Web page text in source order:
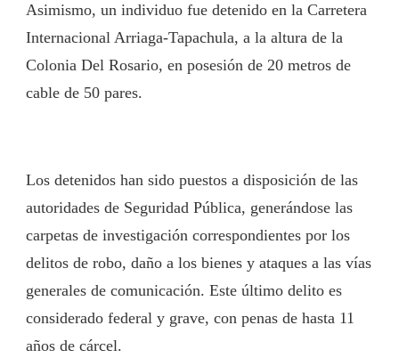
Asimismo, un individuo fue detenido en la Carretera
Internacional Arriaga-Tapachula, a la altura de la
Colonia Del Rosario, en posesión de 20 metros de
cable de 50 pares.
Los detenidos han sido puestos a disposición de las
autoridades de Seguridad Pública, generándose las
carpetas de investigación correspondientes por los
delitos de robo, daño a los bienes y ataques a las vías
generales de comunicación. Este último delito es
considerado federal y grave, con penas de hasta 11
años de cárcel.